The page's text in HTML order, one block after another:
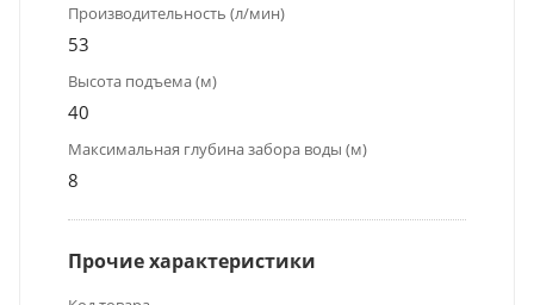
Производительность (л/мин)
53
Высота подъема (м)
40
Максимальная глубина забора воды (м)
8
Прочие характеристики